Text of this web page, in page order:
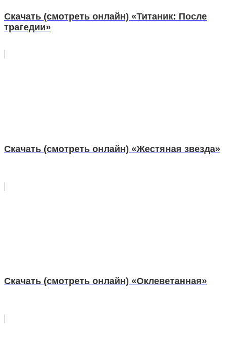
Скачать (смотреть онлайн) «Титаник: После
трагедии»
Скачать (смотреть онлайн) «Жестяная звезда»
Скачать (смотреть онлайн) «Оклеветанная»